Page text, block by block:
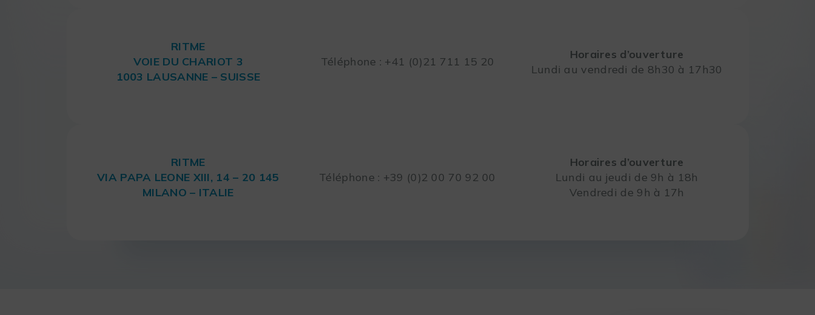
RITME
VOIE DU CHARIOT 3
1003 LAUSANNE – SUISSE
Téléphone : +41 (0)21 711 15 20
Horaires d’ouverture
Lundi au vendredi de 8h30 à 17h30
RITME
VIA PAPA LEONE XIII, 14 – 20 145
MILANO – ITALIE
Téléphone : +39 (0)2 00 70 92 00
Horaires d’ouverture
Lundi au jeudi de 9h à 18h
Vendredi de 9h à 17h